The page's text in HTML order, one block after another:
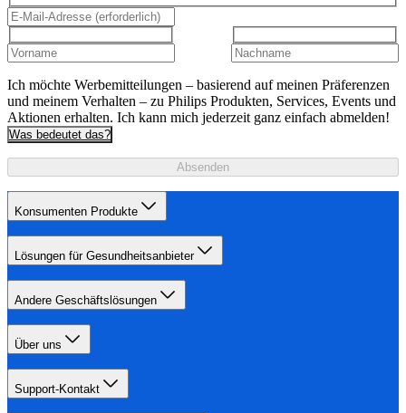
Ich möchte Werbemitteilungen – basierend auf meinen Präferenzen
und meinem Verhalten – zu Philips Produkten, Services, Events und
Aktionen erhalten. Ich kann mich jederzeit ganz einfach abmelden!
Was bedeutet das?
Absenden
Konsumenten Produkte
Lösungen für Gesundheitsanbieter
Andere Geschäftslösungen
Über uns
Support-Kontakt